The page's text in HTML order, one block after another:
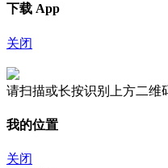
下载 App
关闭
请扫描或长按识别上方二维
我的位置
关闭